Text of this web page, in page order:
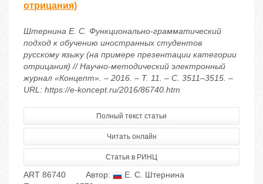
отрицания)
Штернина Е. С. Функционально-грамматический
подход к обучению иностранных студентов
русскому языку (на примере презентации категории
отрицания) // Научно-методический электронный
журнал «Концепт». – 2016. – Т. 11. – С. 3511–3515. –
URL: https://e-koncept.ru/2016/86740.htm
Полный текст статьи
Читать онлайн
Статья в РИНЦ
ART 86740 Автор:
Е. С. Штернина